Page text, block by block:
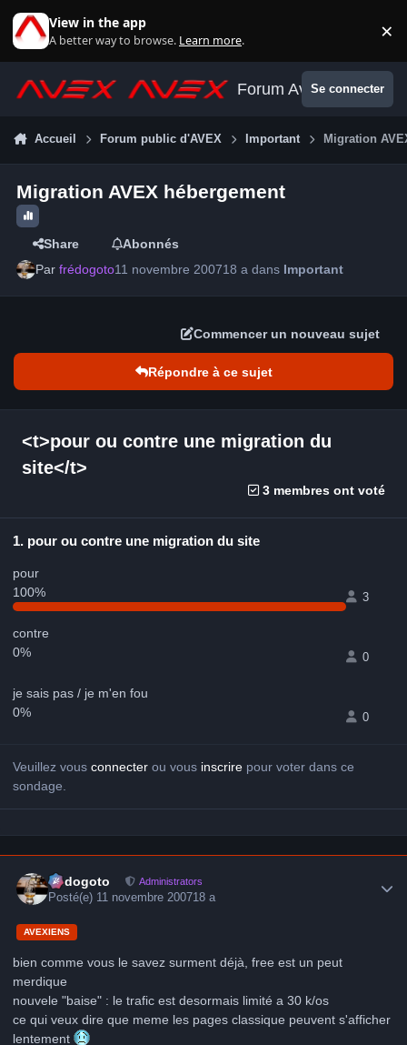
View in the app
A better way to browse. Learn more. ×
Forum AvexSe connecter
Accueil Forum public d'AVEX Important Migration
Migration AVEX hébergement
Share
Abonnés
Parfrédogoto11 novembre 200718 a dans Important
Commencer un nouveau sujet
Répondre à ce sujet
<t>pour ou contre une migration du
site</t>
3 membres ont voté
1. pour ou contre une migration du site
pour
100%
3
contre
0%
0
je sais pas / je m'en fou
0%
0
Veuillez vous connecter ou vous inscrire pour voter dans ce
sondage.
frédogoto Administrators
Posté(e) 11 novembre 200718 a
AVEXIENS
bien comme vous le savez surment déjà, free est un peut
merdique
nouvele "baise" : le trafic est desormais limité a 30 k/os
ce qui veux dire que meme les pages classique peuvent s'afficher
lentement